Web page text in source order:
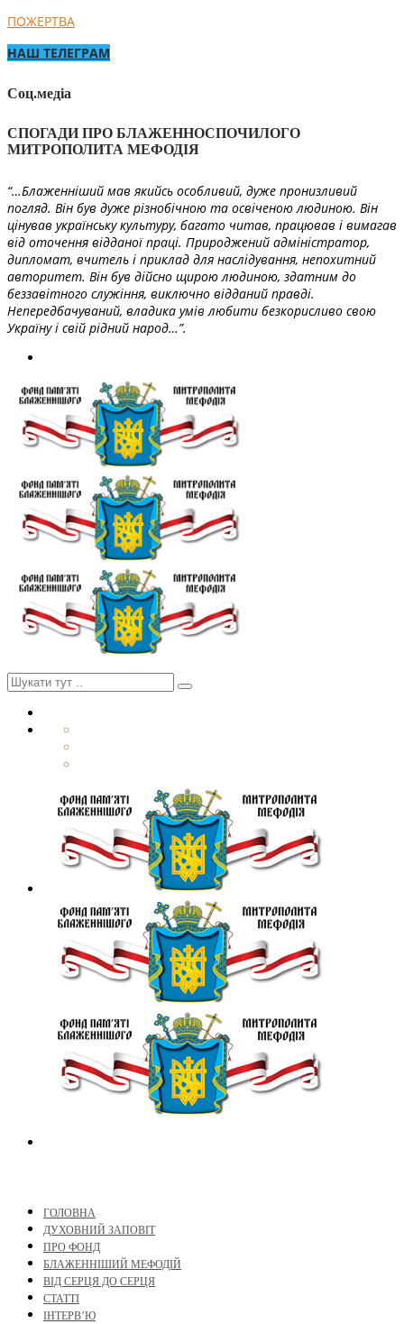
ПОЖЕРТВА
НАШ ТЕЛЕГРАМ
Соц.медіа
СПОГАДИ ПРО БЛАЖЕННОСПОЧИЛОГО
МИТРОПОЛИТА МЕФОДІЯ
“…Блаженніший мав якийсь особливий, дуже пронизливий
погляд. Він був дуже різнобічною та освіченою людиною. Він
цінував українську культуру, багато читав, працював і вимагав
від оточення відданої праці. Природжений адміністратор,
дипломат, вчитель і приклад для наслідування, непохитний
авторитет. Він був дійсно щирою людиною, здатним до
беззавітного служіння, виключно відданий правді.
Непередбачуваний, владика умів любити безкорисливо свою
Україну і свій рідний народ…”.
ГОЛОВНА
ДУХОВНИЙ ЗАПОВІТ
ПРО ФОНД
БЛАЖЕННІШИЙ МЕФОДІЙ
ВІД СЕРЦЯ ДО СЕРЦЯ
СТАТТІ
ІНТЕРВ’Ю